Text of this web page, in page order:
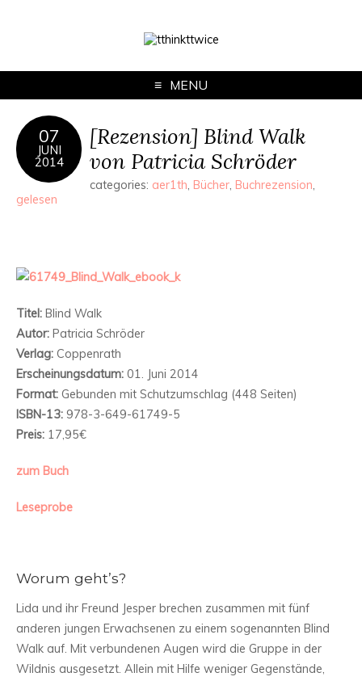
MENU
07
JUNI
2014
[Rezension] Blind Walk
von Patricia Schröder
categories: aer1th, Bücher, Buchrezension,
gelesen
Titel: Blind Walk
Autor: Patricia Schröder
Verlag: Coppenrath
Erscheinungsdatum: 01. Juni 2014
Format: Gebunden mit Schutzumschlag (448 Seiten)
ISBN-13: 978-3-649-61749-5
Preis: 17,95€
zum Buch
Leseprobe
Worum geht’s?
Lida und ihr Freund Jesper brechen zusammen mit fünf
anderen jungen Erwachsenen zu einem sogenannten Blind
Walk auf. Mit verbundenen Augen wird die Gruppe in der
Wildnis ausgesetzt. Allein mit Hilfe weniger Gegenstände,